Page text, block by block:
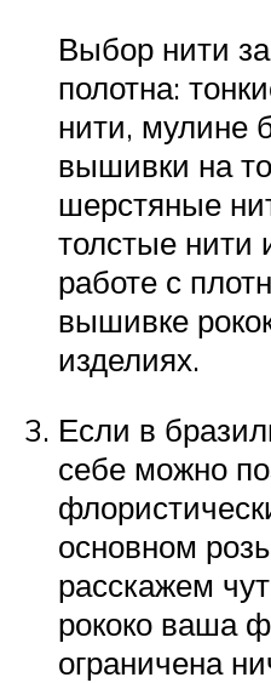
Выбор нити
полотна:
нити, мулине
вышивки на
шерстяные
толстые нити
работе с
вышивке
изделиях.
Если в
себе можно
основном
расскажем
рококо ваша
ограничена